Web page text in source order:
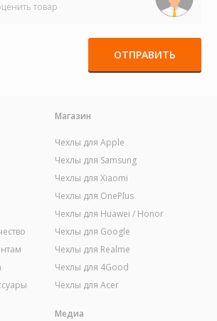
товар
ОТПРАВИТЬ
Магазин
Чехлы для Apple
Чехлы для Samsung
Чехлы для Xiaomi
Чехлы для OnePlus
Чехлы для Huawei / Honor
Чехлы для Google
Чехлы для Realme
Чехлы для 4Good
Чехлы для Acer
Медиа